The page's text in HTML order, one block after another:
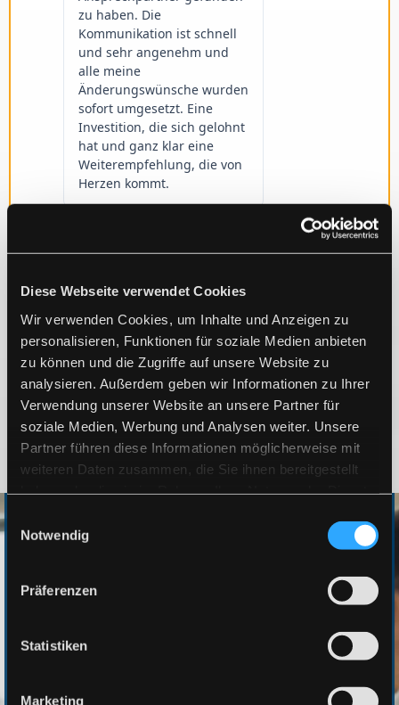
Diese Webseite verwendet Cookies
Wir verwenden Cookies, um Inhalte und Anzeigen zu
personalisieren, Funktionen für soziale Medien anbieten
zu können und die Zugriffe auf unsere Website zu
analysieren. Außerdem geben wir Informationen zu Ihrer
Verwendung unserer Website an unsere Partner für
soziale Medien, Werbung und Analysen weiter. Unsere
Partner führen diese Informationen möglicherweise mit
weiteren Daten zusammen, die Sie ihnen bereitgestellt
Notwendig
Präferenzen
Statistiken
Marketing
Bewertungen dargestellt mitEcho Reviews
Die Vorteile Ihrer neuen Website
Unser Service, Ihr Erfolg! Ihre neue Website ...
wird von Interessenten und Kunden in den
Suchmaschinen gefunden
wird auf allen Endgeräten optimal dargestellt